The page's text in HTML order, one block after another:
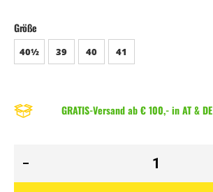
Größe
40½ 39 40 41
GRATIS-Versand ab € 100,- in AT & DE